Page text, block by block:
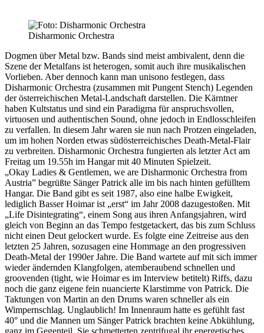
Disharmonic Orchestra
Dogmen über Metal bzw. Bands sind meist ambivalent, denn die
Szene der Metalfans ist heterogen, somit auch ihre musikalischen
Vorlieben. Aber dennoch kann man unisono festlegen, dass
Disharmonic Orchestra (zusammen mit Pungent Stench) Legenden
der österreichischen Metal-Landschaft darstellen. Die Kärntner
haben Kultstatus und sind ein Paradigma für anspruchsvollen,
virtuosen und authentischen Sound, ohne jedoch in Endlosschleifen
zu verfallen. In diesem Jahr waren sie nun nach Protzen eingeladen,
um im hohen Norden etwas südösterreichisches Death-Metal-Flair
zu verbreiten. Disharmonic Orchestra fungierten als letzter Act am
Freitag um 19.55h im Hangar mit 40 Minuten Spielzeit.
„Okay Ladies & Gentlemen, we are Disharmonic Orchestra from
Austria” begrüßte Sänger Patrick alle im bis nach hinten gefülltem
Hangar. Die Band gibt es seit 1987, also eine halbe Ewigkeit,
lediglich Basser Hoimar ist „erst“ im Jahr 2008 dazugestoßen. Mit
„Life Disintegrating“, einem Song aus ihren Anfangsjahren, wird
gleich von Beginn an das Tempo festgetackert, das bis zum Schluss
nicht einen Deut gelockert wurde. Es folgte eine Zeitreise aus den
letzten 25 Jahren, sozusagen eine Hommage an den progressiven
Death-Metal der 1990er Jahre. Die Band wartete auf mit sich immer
wieder ändernden Klangfolgen, atemberaubend schnellen und
groovenden (tight, wie Hoimar es im Interview betitelt) Riffs, dazu
noch die ganz eigene fein nuancierte Klarstimme von Patrick. Die
Taktungen von Martin an den Drums waren schneller als ein
Wimpernschlag. Unglaublich! Im Innenraum hatte es gefühlt fast
40° und die Mannen um Sänger Patrick brachten keine Abkühlung,
ganz im Gegenteil. Sie schmetterten zentrifugal ihr energetisches